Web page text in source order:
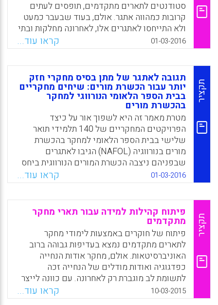
2016).
WhatsApp
Facebook
Email
X
סטודנטים לתארים מתקדמים, תופסים לעתים
קרובות כמהווה אתגר. אולם, בעוד שבעבר כמעט
ולא התייחסו לאתגרים אלו, לאחרונה מחלקות ובתי
ספר לתארים מתקדמים מתייחסים אליהם יותר
ויותר בעקבות הצרכים המתרחבים הנובעים
מגידול במספר הנרשמים. כדי להמשיך לפתח
ולחזק את ההיענות לצרכים שזוהו, מאמר זה סוקר
ספרות מחקרית הנוגעת לאתגרים שעמם
מתמודדים חוקרי חינוך מתחילים בעריכת סקירת
ספרות, במטרה לסייע 'לפרוק' תופעה מורכבת זו
על ידי הבנייה של סיפור קוהרנטי (Chen, Der-
Thanq “Victor”; Wang, Yu-Mei; Lee, Wei
Ching, 2016).
WhatsApp
Facebook
Email
X
01-03-2016 קראו עוד...
תקציר
תגובה לאתגר של מתן בסיס מחקרי חזק
יותר עבור הכשרת מורים: שיחים מחקריים
בבית הספר הלאומי הנורווגי למחקר
בהכשרת מורים
מטרת מאמר זה היא לשפוך אור על כיצד
הפרויקטים המחקריים של 140 תלמידי תואר
שלישי בבית הספר הלאומי למחקר בהכשרת
מורים בנורווגיה (NAFOL) הגיבו לאתגרים
שבפניהם ניצבה הכשרת המורים הנורווגית ביחס
לדרישה ליכולת גבוהה יותר ולבסיס מחקרי חזק
יותר. רעיון ה-NAFOL מעניין מנקודת מבט
בין-לאומית בשל המיקוד שלו בסיוע לקידום מורי
מורים בהשגת תואר שלישי. מאז 2001, למדיניות
החינוכית הנורווגית יש מיקוד חזק בחיזוק הכשרת
המורים והפיכתה למבוססת מחקר יותר מאשר
בעבר. מ-2017, מצופה כי כל המורים החדשים
בנורווגיה יהיו בעלי תואר שני. על מנת לממש זאת,
קיים צורך במנחים חדשים רבים בעלי תואר
שלישי במוסדות להכשרת מורים (Anna-Lena
Ostern).
01-03-2016 קראו עוד...
תקציר
פיתוח קהילות למידה עבור תארי מחקר
מתקדמים
פיתוח של חוקרים באמצעות לימודי מחקר
לתארים מתקדמים נמצא בעדיפות גבוהה ברוב
האוניברסיטאות. אולם, מחקר אודות הנחייה
כפדגוגיה ואודות מודלים של הנחייה זכה
לתשומת לב מוגברת רק לאחרונה. עם כוונה לייצר
חוקרים טובים בגבולות הכוללים משאבים
מצומצמים מאוד, אנשי האקדמיה מחפשים כל
10-03-2015 קראו עוד...